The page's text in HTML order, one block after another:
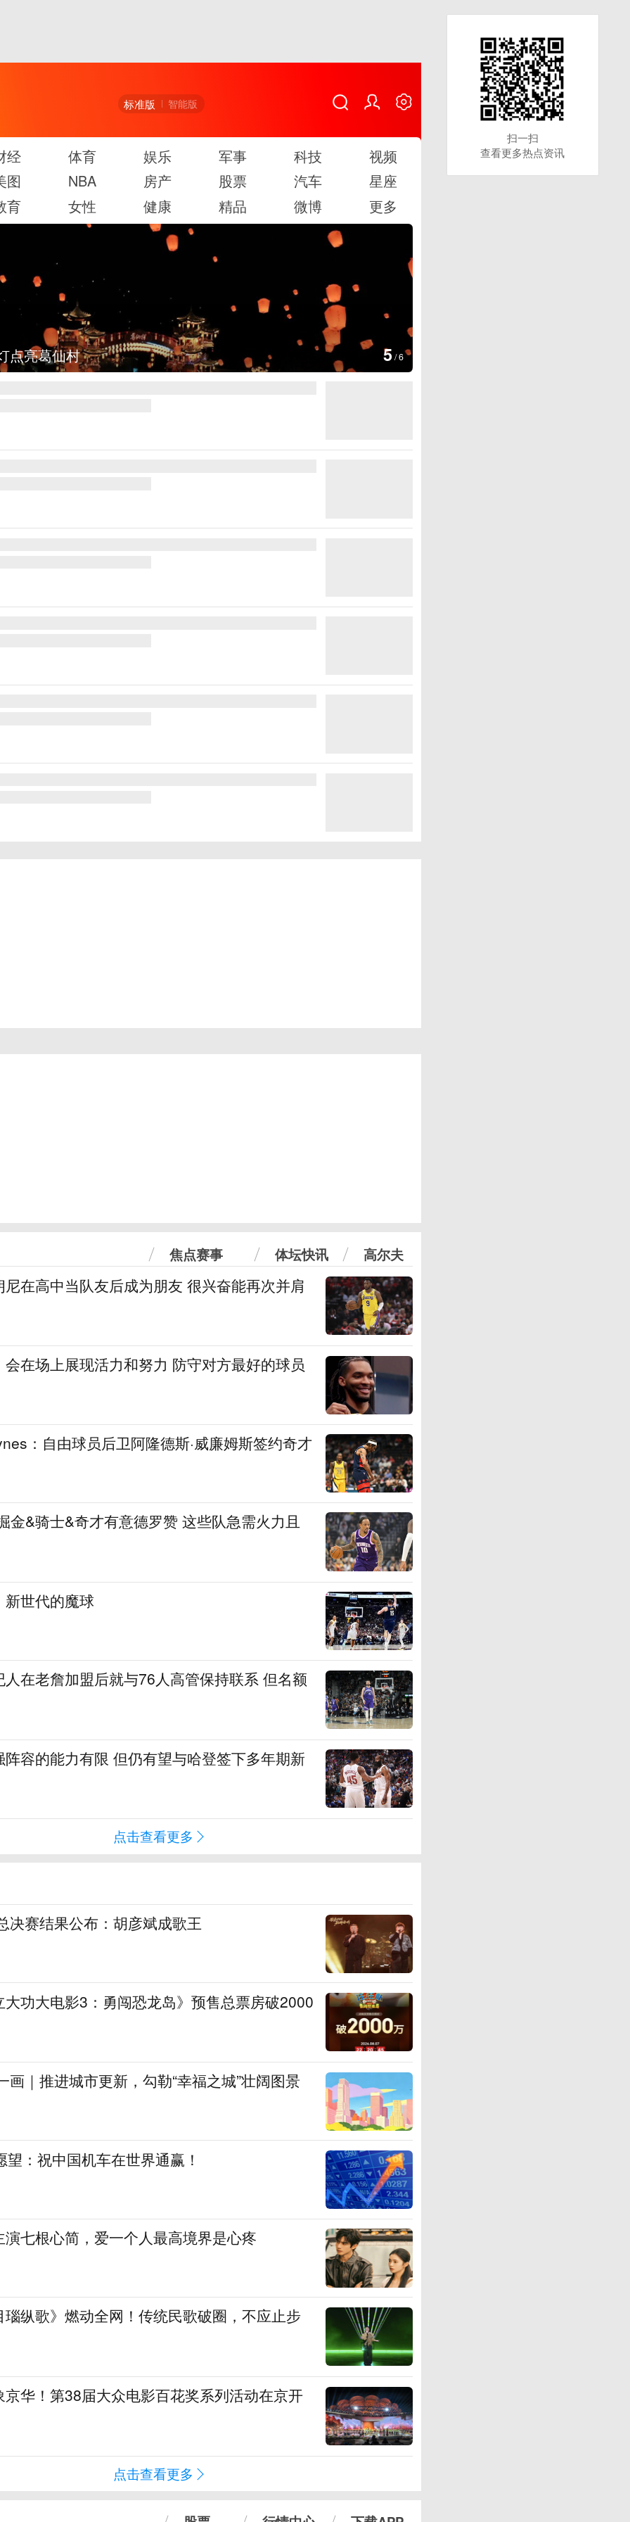
标准版 智能版
经 体育 娱乐 军事 科技
视频
图
NBA 房产 股票 汽车
星座
育
女性 健康 精品 微博 更多
点亮葛仙村 5/6
焦点赛事 体坛快讯 高尔夫
在高中当队友后成为朋友 很兴奋能再次并肩
在场上展现活力和努力 防守对方最好的球员
：自由球员后卫阿隆德斯·威廉姆斯签约奇才
金&骑士&奇才有意德罗赞 这些队急需火力且
世代的魔球
在老詹加盟后就与76人高管保持联系 但名额
容的能力有限 但仍有望与哈登签下多年期新
点击查看更多
决赛结果公布：胡彦斌成歌王
功大电影3：勇闯恐龙岛》预售总票房破2000
画｜推进城市更新，勾勒“幸福之城”壮阔图景
：祝中国机车在世界通赢！
七根心简，爱一个人最高境界是心疼
纵歌》燃动全网！传统民歌破圈，不应止步
华！第38届大众电影百花奖系列活动在京开
点击查看更多
扫一扫
查看更多热点资讯
扫一扫
查看更多热点资讯